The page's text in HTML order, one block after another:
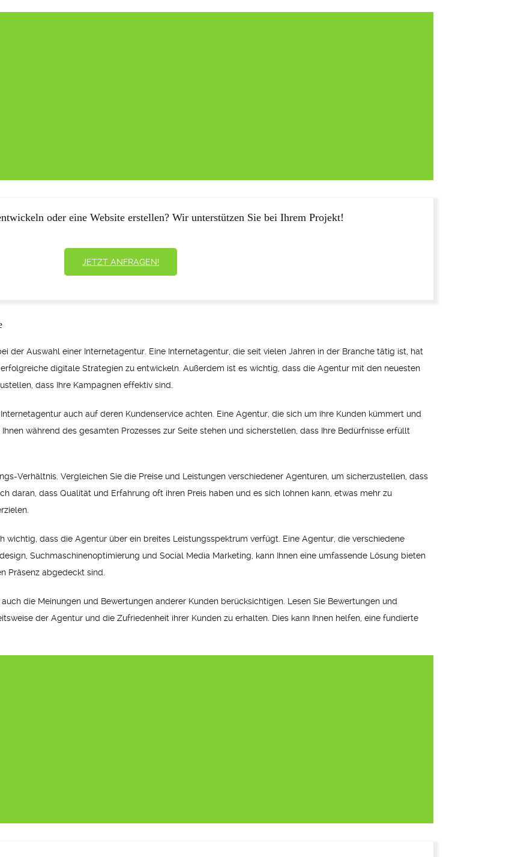
oder eine Website erstellen? Wir unterstützen Sie bei Ihrem Projekt!
JETZT ANFRAGEN!
der Auswahl einer Internetagentur. Eine Internetagentur, die seit vielen Jahren in der Branche tätig ist, hat
digitale Strategien zu entwickeln. Außerdem ist es wichtig, dass die Agentur mit den neuesten
dass Ihre Kampagnen effektiv sind.
auch auf deren Kundenservice achten. Eine Agentur, die sich um ihre Kunden kümmert und
während des gesamten Prozesses zur Seite stehen und sicherstellen, dass Ihre Bedürfnisse erfüllt
Verhältnis. Vergleichen Sie die Preise und Leistungen verschiedener Agenturen, um sicherzustellen, dass
daran, dass Qualität und Erfahrung oft ihren Preis haben und es sich lohnen kann, etwas mehr zu
wichtig, dass die Agentur über ein breites Leistungsspektrum verfügt. Eine Agentur, die verschiedene
Suchmaschinenoptimierung und Social Media Marketing, kann Ihnen eine umfassende Lösung bieten
Präsenz abgedeckt sind.
die Meinungen und Bewertungen anderer Kunden berücksichtigen. Lesen Sie Bewertungen und
der Agentur und die Zufriedenheit ihrer Kunden zu erhalten. Dies kann Ihnen helfen, eine fundierte